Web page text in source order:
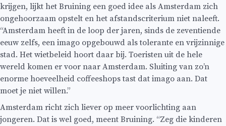
krijgen, lijkt het Bruining een goed idee als Amsterdam zich
ongehoorzaam opstelt en het afstandscriterium niet naleeft.
“Amsterdam heeft in de loop der jaren, sinds de zeventiende
eeuw zelfs, een imago opgebouwd als tolerante en vrijzinnige
stad. Het wietbeleid hoort daar bij. Toeristen uit de hele
wereld komen er voor naar Amsterdam. Sluiting van zo’n
enorme hoeveelheid coffeeshops tast dat imago aan. Dat
moet je niet willen.”
Amsterdam richt zich liever op meer voorlichting aan
jongeren. Dat is wel goed, meent Bruining. “Zeg die kinderen